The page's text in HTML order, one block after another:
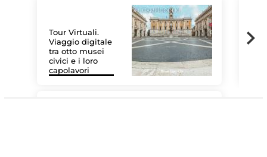
Tour Virtuali.
Viaggio digitale
tra otto musei
civici e i loro
capolavori